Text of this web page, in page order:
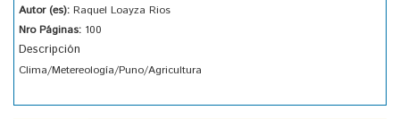
Autor (es): Raquel Loayza Rios
Nro Páginas: 100
Descripción
Clima/Metereología/Puno/Agricultura